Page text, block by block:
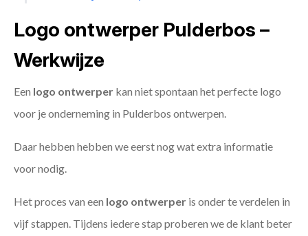
Logo ontwerper Pulderbos –
Werkwijze
Een logo ontwerper kan niet spontaan het perfecte logo
voor je onderneming in Pulderbos ontwerpen.
Daar hebben hebben we eerst nog wat extra informatie
voor nodig.
Het proces van een logo ontwerper is onder te verdelen in
vijf stappen. Tijdens iedere stap proberen we de klant beter